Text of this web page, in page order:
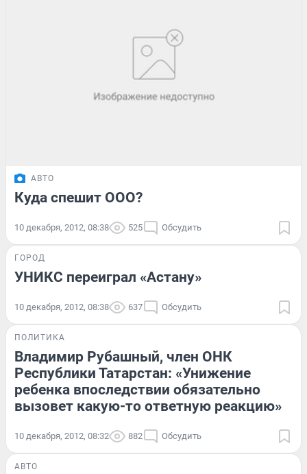
АВТО
Куда спешит ООО?
10 декабря, 2012, 08:38 525 Обсудить
ГОРОД
УНИКС переиграл «Астану»
10 декабря, 2012, 08:38 637 Обсудить
ПОЛИТИКА
Владимир Рубашный, член ОНК
Республики Татарстан: «Унижение
ребенка впоследствии обязательно
вызовет какую-то ответную реакцию»
10 декабря, 2012, 08:32 882 Обсудить
АВТО